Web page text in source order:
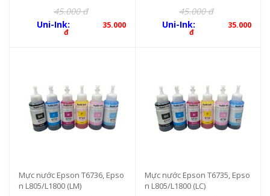
45.000 đ
Uni-Ink:
35.000
đ
45.000 đ
Uni-Ink:
35.000
đ
Mực nước Epson T6736, Epso
n L805/L1800 (LM)
Mực nước Epson T6735, Epso
n L805/L1800 (LC)